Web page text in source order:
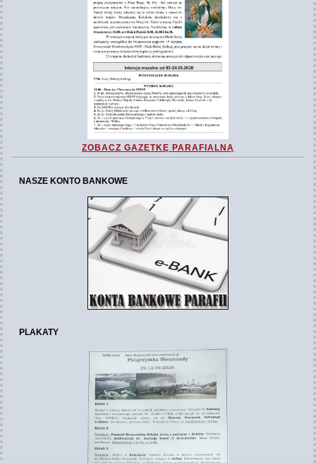
ZOBACZ GAZETKĘ PARAFIALNĄ
NASZE KONTO BANKOWE
PLAKATY